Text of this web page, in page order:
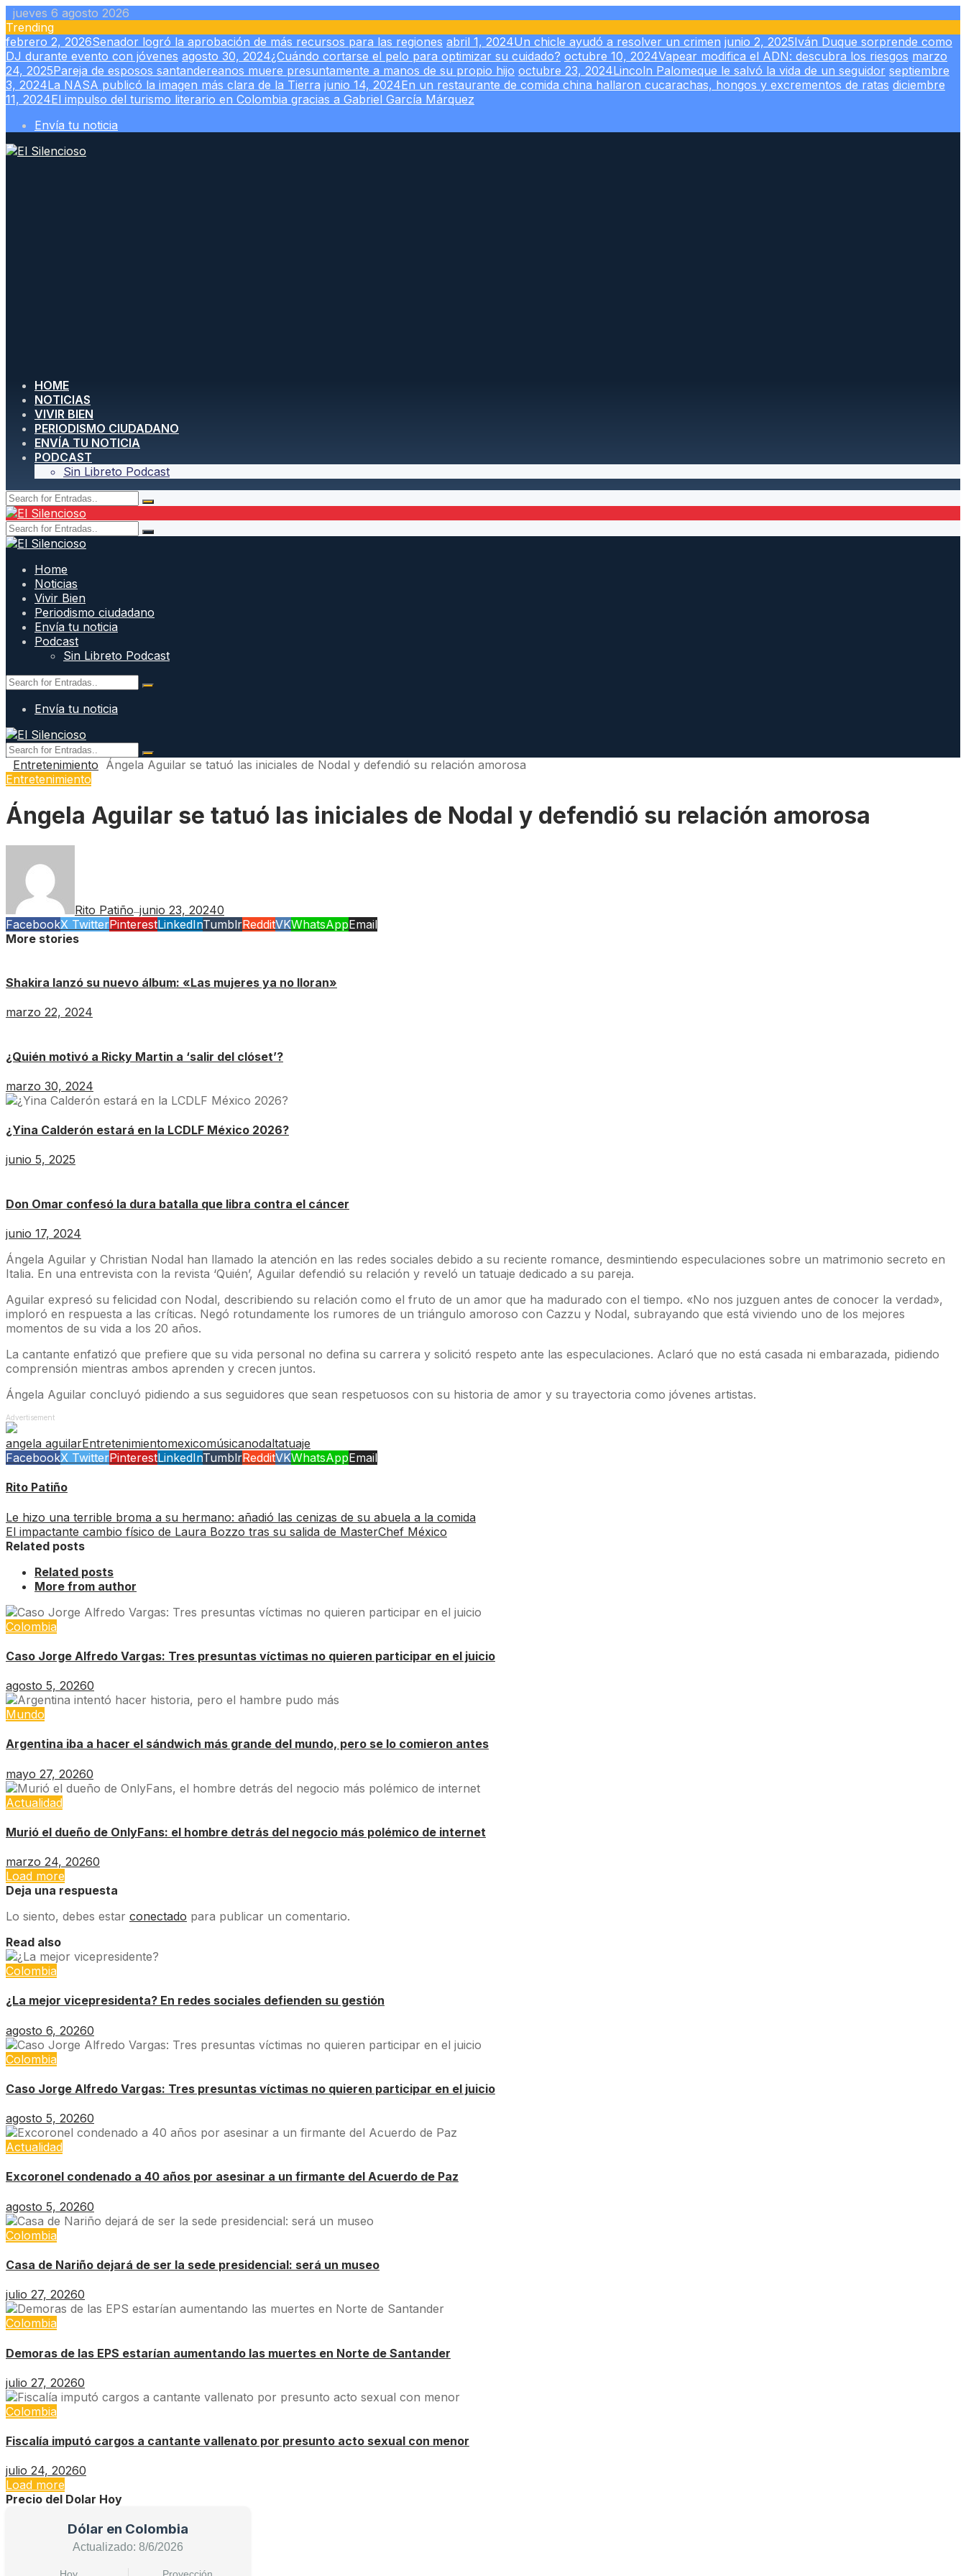
Skip
to
content
jueves 6 agosto 2026
Trending
febrero 2, 2026Senador logró la aprobación de más recursos para las regiones abril 1, 2024Un chicle ayudó a resolver un crimen junio 2, 2025Iván Duque sorprende como
DJ durante evento con jóvenes agosto 30, 2024¿Cuándo cortarse el pelo para optimizar su cuidado? octubre 10, 2024Vapear modifica el ADN: descubra los riesgos marzo
24, 2025Pareja de esposos santandereanos muere presuntamente a manos de su propio hijo octubre 23, 2024Lincoln Palomeque le salvó la vida de un seguidor septiembre
3, 2024La NASA publicó la imagen más clara de la Tierra junio 14, 2024En un restaurante de comida china hallaron cucarachas, hongos y excrementos de ratas diciembre
11, 2024El impulso del turismo literario en Colombia gracias a Gabriel García Márquez
Envía tu noticia
HOME
NOTICIAS
VIVIR BIEN
PERIODISMO CIUDADANO
ENVÍA TU NOTICIA
PODCAST
Sin Libreto Podcast
Home
Noticias
Vivir Bien
Periodismo ciudadano
Envía tu noticia
Podcast
Sin Libreto Podcast
Envía tu noticia
Entretenimiento Ángela Aguilar se tatuó las iniciales de Nodal y defendió su relación amorosa
Entretenimiento
Ángela Aguilar se tatuó las iniciales de Nodal y defendió su relación amorosa
Rito Patiño—junio 23, 20240
FacebookX TwitterPinterestLinkedInTumblrRedditVKWhatsAppEmail
More stories
Shakira lanzó su nuevo álbum: «Las mujeres ya no lloran»
marzo 22, 2024
¿Quién motivó a Ricky Martin a ‘salir del clóset’?
marzo 30, 2024
¿Yina Calderón estará en la LCDLF México 2026?
junio 5, 2025
Don Omar confesó la dura batalla que libra contra el cáncer
junio 17, 2024
Ángela Aguilar y Christian Nodal han llamado la atención en las redes sociales debido a su reciente romance, desmintiendo especulaciones sobre un matrimonio secreto en
Italia. En una entrevista con la revista ‘Quién’, Aguilar defendió su relación y reveló un tatuaje dedicado a su pareja.
Aguilar expresó su felicidad con Nodal, describiendo su relación como el fruto de un amor que ha madurado con el tiempo. «No nos juzguen antes de conocer la verdad»,
imploró en respuesta a las críticas. Negó rotundamente los rumores de un triángulo amoroso con Cazzu y Nodal, subrayando que está viviendo uno de los mejores
momentos de su vida a los 20 años.
La cantante enfatizó que prefiere que su vida personal no defina su carrera y solicitó respeto ante las especulaciones. Aclaró que no está casada ni embarazada, pidiendo
comprensión mientras ambos aprenden y crecen juntos.
Ángela Aguilar concluyó pidiendo a sus seguidores que sean respetuosos con su historia de amor y su trayectoria como jóvenes artistas.
Advertisement
angela aguilarEntretenimientomexicomúsicanodaltatuaje
FacebookX TwitterPinterestLinkedInTumblrRedditVKWhatsAppEmail
Rito Patiño
Le hizo una terrible broma a su hermano: añadió las cenizas de su abuela a la comida
El impactante cambio físico de Laura Bozzo tras su salida de MasterChef México
Related posts
Related posts
More from author
Colombia
Caso Jorge Alfredo Vargas: Tres presuntas víctimas no quieren participar en el juicio
agosto 5, 20260
Mundo
Argentina iba a hacer el sándwich más grande del mundo, pero se lo comieron antes
mayo 27, 20260
Actualidad
Murió el dueño de OnlyFans: el hombre detrás del negocio más polémico de internet
marzo 24, 20260
Load more
Deja una respuesta
Lo siento, debes estar conectado para publicar un comentario.
Read also
Colombia
¿La mejor vicepresidenta? En redes sociales defienden su gestión
agosto 6, 20260
Colombia
Caso Jorge Alfredo Vargas: Tres presuntas víctimas no quieren participar en el juicio
agosto 5, 20260
Actualidad
Excoronel condenado a 40 años por asesinar a un firmante del Acuerdo de Paz
agosto 5, 20260
Colombia
Casa de Nariño dejará de ser la sede presidencial: será un museo
julio 27, 20260
Colombia
Demoras de las EPS estarían aumentando las muertes en Norte de Santander
julio 27, 20260
Colombia
Fiscalía imputó cargos a cantante vallenato por presunto acto sexual con menor
julio 24, 20260
Load more
Precio del Dolar Hoy
Dólar en Colombia
Actualizado: 8/6/2026